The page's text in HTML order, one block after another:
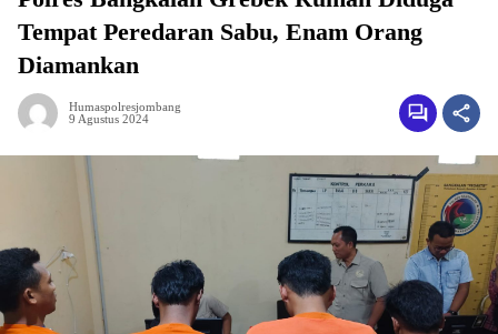
Tempat Peredaran Sabu, Enam Orang
Diamankan
Humaspolresjombang
9 Agustus 2024